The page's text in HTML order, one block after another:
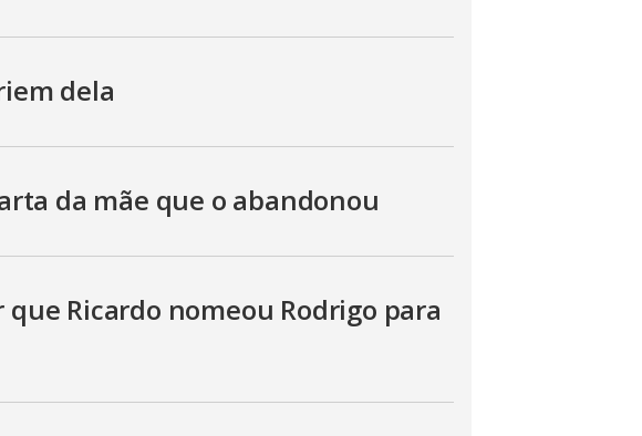
dela
da mãe que o abandonou
Ricardo nomeou Rodrigo para